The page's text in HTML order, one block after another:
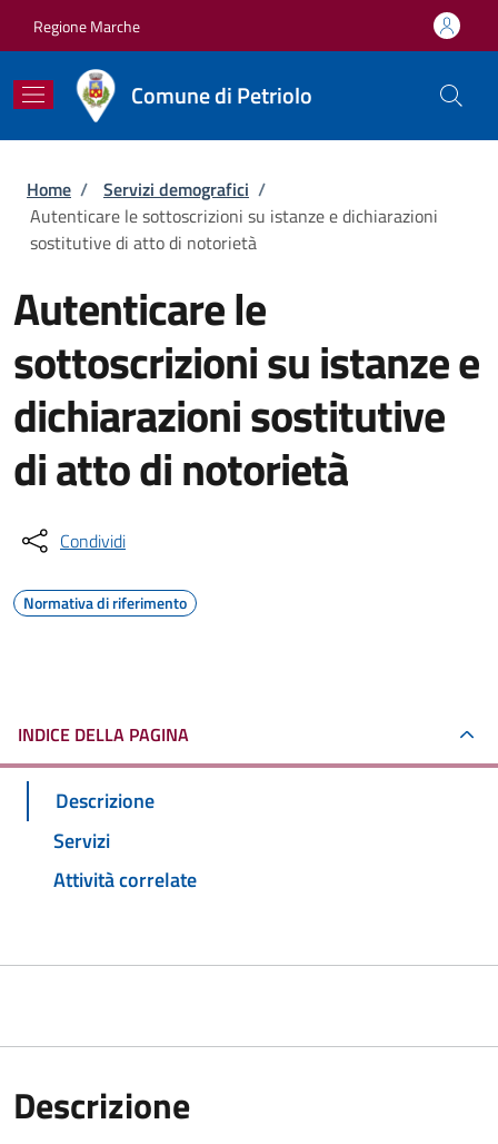
Regione Marche
Comune di Petriolo
Briciole di pane
Home / Servizi demografici /
Autenticare le sottoscrizioni su istanze e dichiarazioni
sostitutive di atto di notorietà
Autenticare le
sottoscrizioni su istanze e
dichiarazioni sostitutive
di atto di notorietà
Condividi
Normativa di riferimento
INDICE DELLA PAGINA
Descrizione
Servizi
Attività correlate
Descrizione